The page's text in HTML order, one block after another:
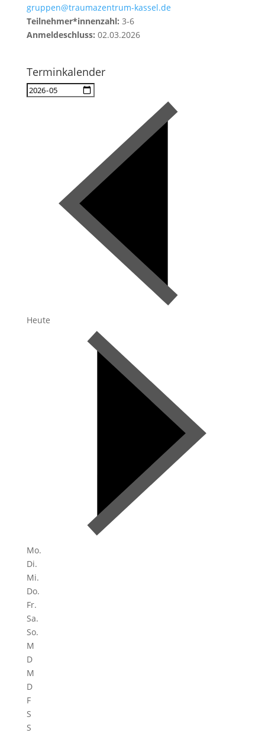
gruppen@traumazentrum-kassel.de
Teilnehmer*innenzahl: 3-6
Anmeldeschluss: 02.03.2026
Terminkalender
Heute
Mo.
Di.
Mi.
Do.
Fr.
Sa.
So.
M
D
M
D
F
S
S